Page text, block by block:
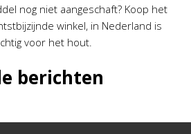
nog niet aangeschaft? Koop het
winkel, in Nederland is
voor het hout.
berichten